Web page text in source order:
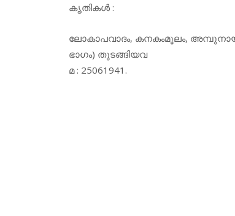
കൃതികള്‍ :
ലോകാപവാദം, കനകംമൂലം,
ഭാഗം) തുടങ്ങിയവ
മ : 25061941.